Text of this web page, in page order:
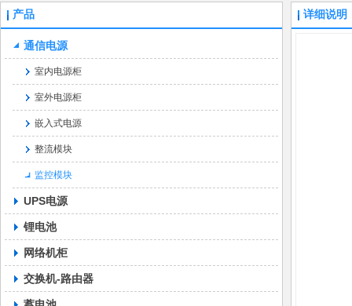
产品
通信电源
室内电源柜
室外电源柜
嵌入式电源
整流模块
监控模块
UPS电源
锂电池
网络机柜
交换机-路由器
详细说明